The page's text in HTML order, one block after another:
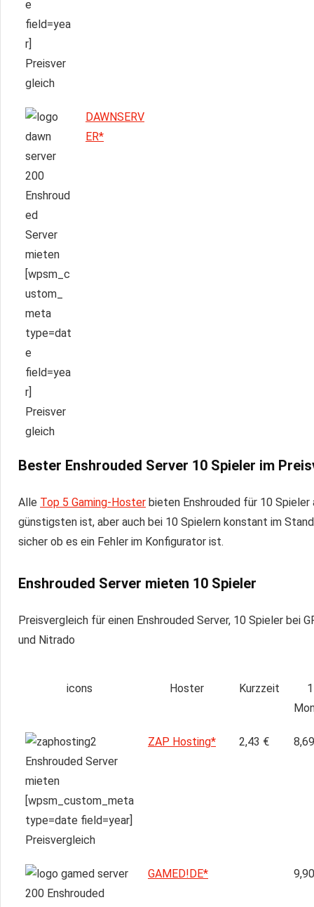
DAWNSERV
ER*
Bester Enshrouded Server 10 Spieler im
Alle Top 5 Gaming-Hoster bieten Enshrouded für 10
günstigsten ist, aber auch bei 10 Spielern konstant im
sicher ob es ein Fehler im Konfigurator ist.
Enshrouded Server mieten 10 Spieler
Preisvergleich für einen Enshrouded Server, 10 Spieler bei
und Nitrado
icons Hoster Kurzzeit
1
ZAP Hosting* 2,43 €
GAMED!DE*